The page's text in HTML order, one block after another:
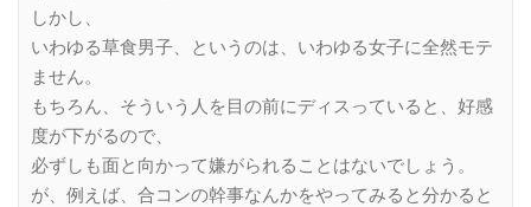
しかし、
いわゆる草食男子、というのは、いわゆる女子に全然モテ
ません。
もちろん、そういう人を目の前にディスっていると、好感
度が下がるので、
必ずしも面と向かって嫌がられることはないでしょう。
が、例えば、合コンの幹事なんかをやってみると分かると